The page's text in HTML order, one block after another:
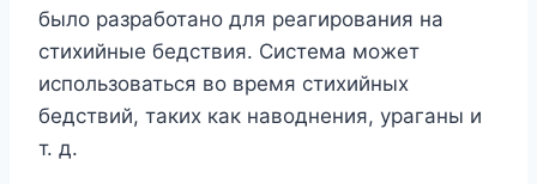
было разработано для реагирования на
стихийные бедствия. Система может
использоваться во время стихийных
бедствий, таких как наводнения, ураганы и
т. д.